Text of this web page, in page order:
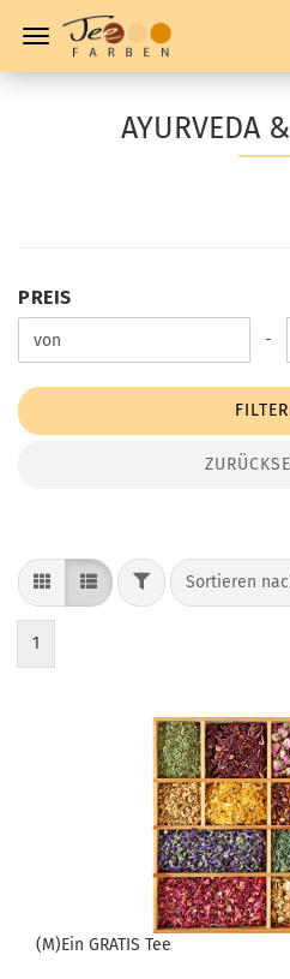
AYURVEDA
PREIS
PREIS
Preis bis -
FILTERSortieren
Sortieren
1
(M)Ein GRATIS Tee